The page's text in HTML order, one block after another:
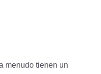
menudo tienen un